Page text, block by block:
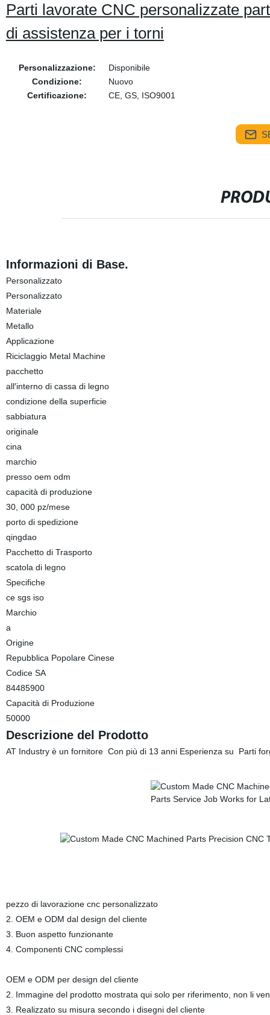
Parti lavorate CNC personalizzate
di assistenza per i torni
Personalizzazione:
Disponibile
Condizione:
Nuovo
Certificazione:
CE, GS, ISO9001
Informazioni di Base.
Personalizzato
Personalizzato
Materiale
Metallo
Applicazione
Riciclaggio Metal Machine
pacchetto
all′interno di cassa di legno
condizione della superficie
sabbiatura
originale
cina
marchio
presso oem odm
capacità di produzione
30, 000 pz/mese
porto di spedizione
qingdao
Pacchetto di Trasporto
scatola di legno
Specifiche
ce sgs iso
Marchio
a
Origine
Repubblica Popolare Cinese
Codice SA
84485900
Capacità di Produzione
50000
Descrizione del Prodotto
AT Industry è un fornitore Con più di 13 anni Esperienza su Parti
pezzo di lavorazione cnc personalizzato
2. OEM e ODM dal design del cliente
3. Buon aspetto funzionante
4. Componenti CNC complessi
OEM e ODM per design del cliente
2. Immagine del prodotto mostrata qui solo per riferimento, non li
3. Realizzato su misura secondo i disegni del cliente